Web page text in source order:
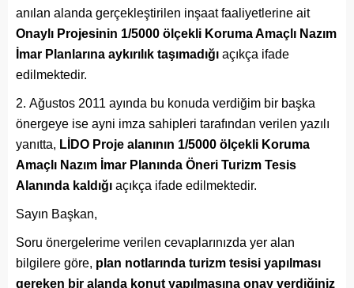
anılan alanda gerçekleştirilen inşaat faaliyetlerine ait
Onaylı Projesinin 1/5000 ölçekli Koruma Amaçlı Nazım
İmar Planlarına aykırılık taşımadığı açıkça ifade
edilmektedir.
Ağustos 2011 ayında bu konuda verdiğim bir başka
önergeye ise ayni imza sahipleri tarafından verilen yazılı
yanıtta, LİDO Proje alanının 1/5000 ölçekli Koruma
Amaçlı Nazım İmar Planında Öneri Turizm Tesis
Alanında kaldığı açıkça ifade edilmektedir.
Sayın Başkan,
Soru önergelerime verilen cevaplarınızda yer alan
bilgilere göre, plan notlarında turizm tesisi yapılması
gereken bir alanda konut yapılmasına onay verdiğiniz